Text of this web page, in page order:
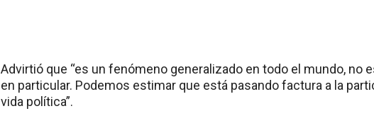
Advirtió que “es un fenómeno generalizado en todo el mundo, no
en particular. Podemos estimar que está pasando factura a la
vida política”.